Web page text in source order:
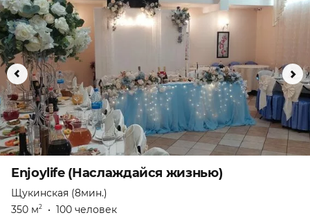
Enjoylife (Наслаждайся жизнью)
Щукинская (8мин.)
350 м2 • 100 человек